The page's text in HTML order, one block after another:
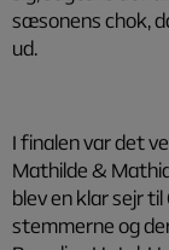
sæsonens chok,
ud.
I finalen var det
Mathilde &
blev en klar sejr til
stemmerne og